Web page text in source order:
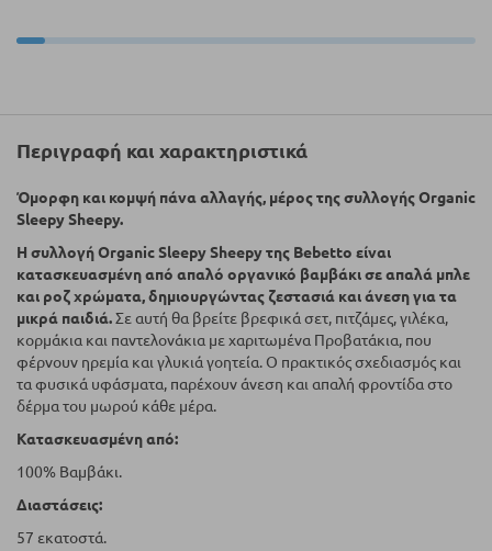
Περιγραφή και χαρακτηριστικά
Όμορφη και κομψή πάνα αλλαγής, μέρος της συλλογής Organic
Sleepy Sheepy.
Η συλλογή Organic Sleepy Sheepy της Bebetto είναι
κατασκευασμένη από απαλό οργανικό βαμβάκι σε απαλά μπλε
και ροζ χρώματα, δημιουργώντας ζεστασιά και άνεση για τα
μικρά παιδιά.Σε αυτή θα βρείτε βρεφικά σετ, πιτζάμες, γιλέκα,
κορμάκια και παντελονάκια με χαριτωμένα Προβατάκια, που
φέρνουν ηρεμία και γλυκιά γοητεία. Ο πρακτικός σχεδιασμός και
τα φυσικά υφάσματα, παρέχουν άνεση και απαλή φροντίδα στο
δέρμα του μωρού κάθε μέρα.
Κατασκευασμένη από:
100% Βαμβάκι.
Διαστάσεις:
57 εκατοστά.